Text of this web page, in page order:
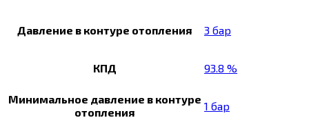
Давление в контуре отопления 3 бар
КПД 93.8 %
Минимальное давление в контуре
отопления
1 бар